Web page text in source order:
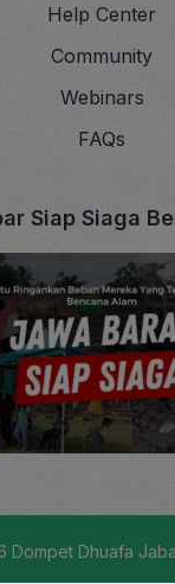
Help Center
Community
Webinars
FAQs
Siap Siaga
Dompet Dhuafa